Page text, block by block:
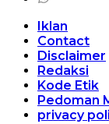
Iklan
Contact
Disclaimer
Redaksi
Kode Etik
Pedoman
privacy